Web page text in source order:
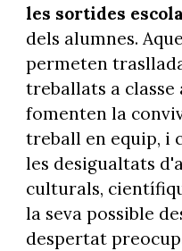
les sortides
dels alumnes.
permeten
treballats a classe
fomenten la
treball en equip, i
les desigualtats
culturals,
la seva possible
despertat